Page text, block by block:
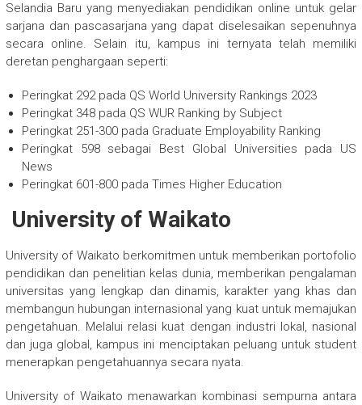
Selandia Baru yang menyediakan pendidikan online untuk gelar
sarjana dan pascasarjana yang dapat diselesaikan sepenuhnya
secara online. Selain itu, kampus ini ternyata telah memiliki
deretan penghargaan seperti:
Peringkat 292 pada QS World University Rankings 2023
Peringkat 348 pada QS WUR Ranking by Subject
Peringkat 251-300 pada Graduate Employability Ranking
Peringkat 598 sebagai Best Global Universities pada US
News
Peringkat 601-800 pada Times Higher Education
University of Waikato
University of Waikato berkomitmen untuk memberikan portofolio
pendidikan dan penelitian kelas dunia, memberikan pengalaman
universitas yang lengkap dan dinamis, karakter yang khas dan
membangun hubungan internasional yang kuat untuk memajukan
pengetahuan. Melalui relasi kuat dengan industri lokal, nasional
dan juga global, kampus ini menciptakan peluang untuk student
menerapkan pengetahuannya secara nyata.
University of Waikato menawarkan kombinasi sempurna antara